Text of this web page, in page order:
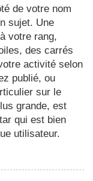
de votre nom
sujet. Une
votre rang,
des carrés
activité selon
publié, ou
sur le
grande, est
qui est bien
utilisateur.